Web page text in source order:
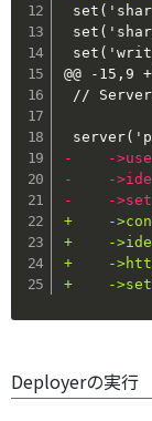
-
-
-
+
+
+
+
-
Deployerの実行